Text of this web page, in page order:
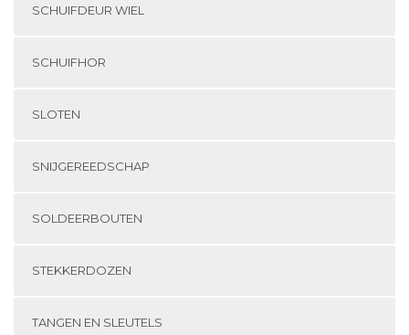
SCHUIFDEUR WIEL
SCHUIFHOR
SLOTEN
SNIJGEREEDSCHAP
SOLDEERBOUTEN
STEKKERDOZEN
TANGEN EN SLEUTELS